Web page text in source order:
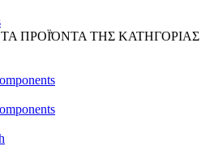
ΠΡΟΪΌΝΤΑ ΤΗΣ ΚΑΤΗΓΟΡΙΑΣ